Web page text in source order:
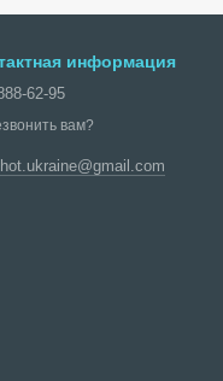
информация
62-95
вам?